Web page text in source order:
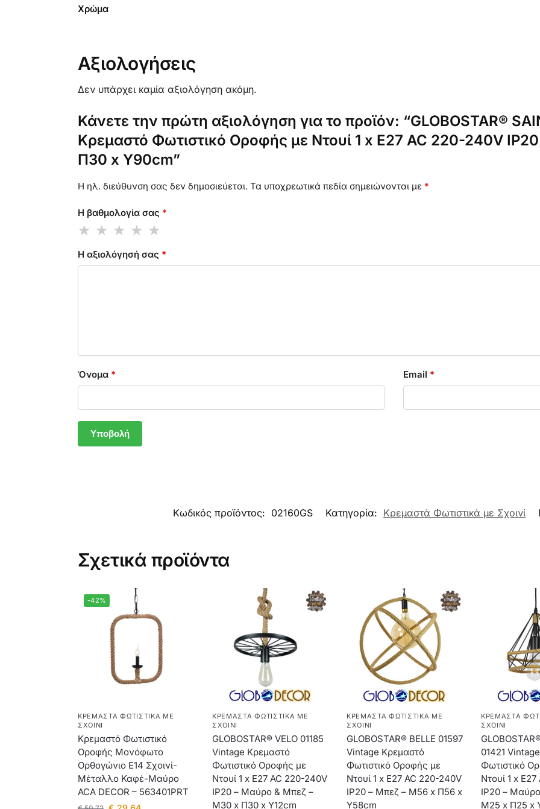
Χρώμα
Αξιολογήσεις
Δεν υπάρχει καμία αξιολόγηση ακόμη.
Κάνετε την πρώτη αξιολόγηση για το προϊόν: “GLOBOSTAR®
Κρεμαστό Φωτιστικό Οροφής με Ντουί 1 x E27 AC 220-240V
Π30 x Υ90cm”
Η ηλ. διεύθυνση σας δεν δημοσιεύεται. Τα υποχρεωτικά πεδία σημειώνονται με *
Η βαθμολογία σας *
Η αξιολόγησή σας *
Όνομα * Email *
Κωδικός προϊόντος: 02160GS Κατηγορία: Κρεμαστά Φωτιστικά με Σχοινί
Σχετικά προϊόντα
-42%
ΚΡΕΜΑΣΤΆ ΦΩΤΙΣΤΙΚΆ ΜΕ
ΣΧΟΙΝΊ
Κρεμαστό Φωτιστικό
Οροφής Μονόφωτο
Ορθογώνιο E14 Σχοινί-
Μέταλλο Καφέ-Μαύρο
ACA DECOR – 563401PRT
ΚΡΕΜΑΣΤΆ ΦΩΤΙΣΤΙΚΆ ΜΕ
ΣΧΟΙΝΊ
GLOBOSTAR® VELO 01185
Vintage Κρεμαστό
Φωτιστικό Οροφής με
Ντουί 1 x E27 AC 220-240V
IP20 – Μαύρο & Μπεζ –
Μ30 x Π30 x Υ12cm
ΚΡΕΜΑΣΤΆ ΦΩΤΙΣΤΙΚΆ ΜΕ
ΣΧΟΙΝΊ
GLOBOSTAR® BELLE 01597
Vintage Κρεμαστό
Φωτιστικό Οροφής με
Ντουί 1 x E27 AC 220-240V
IP20 – Μπεζ – Μ56 x Π56 x
Y58cm
ΚΡΕΜΑΣΤΆ
ΣΧΟΙΝΊ
01421
Φωτιστικό
Ντουί 1 x
IP20 –
Μ25 x Π25 x